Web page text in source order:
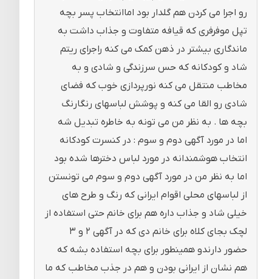
رو اجرا می کردن هم گلدار بود اماانتخاب پسر بچه
تپل موفرفری که قیافه متفاوت و جذاب داشت به
ماندگاری بیشتر در ذهن کمک می کنه راجرای ریتم
شاد و کودکانه که حس سرزندگی و شادی و به
مخاطب منتقل می کنه نورپردازی خوب که فضای
شادی رو القا می کنه و پوشش لباسهای رنگارنگ
بچه ها . به نظر من می تونه به خاطره تبدیل شه
اما در مورد آگهی دوم و سوم : در کنسرت کودکانه
انتخاب هوشمندانه در مورد لباس دخترها شده بود
اما به نظر من در مورد آگهی دوم و سوم می تونستن
از لباسهای محلی اقوام ایرانی که رنگ و طرح های
خیلی شاد و جذاب داره هم برای خانم حتی استفاده از
لچک بجای کلاه برای خانم دی که در آگهی ۲ و ۳
حضور دارندو همینطور برای بچه استفاده بشه که
هم نشان از ایرانی بودن و هم در جذب مخاطب که ما